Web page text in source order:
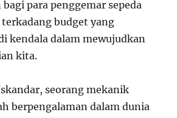
para penggemar sepeda
budget yang
kendala dalam mewujudkan
kita.
seorang mekanik
berpengalaman dalam dunia